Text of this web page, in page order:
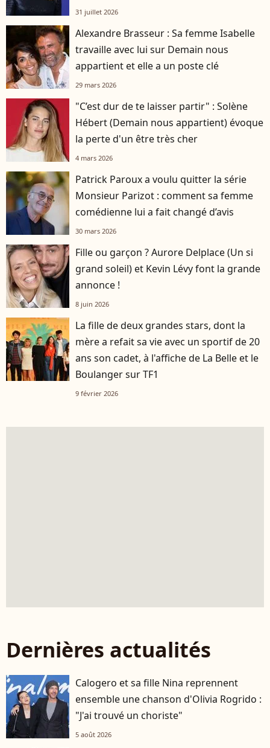
31 juillet 2026
Alexandre Brasseur : Sa femme Isabelle
travaille avec lui sur Demain nous
appartient et elle a un poste clé
29 mars 2026
"C’est dur de te laisser partir" : Solène
Hébert (Demain nous appartient) évoque
la perte d'un être très cher
4 mars 2026
Patrick Paroux a voulu quitter la série
Monsieur Parizot : comment sa femme
comédienne lui a fait changé d’avis
30 mars 2026
Fille ou garçon ? Aurore Delplace (Un si
grand soleil) et Kevin Lévy font la grande
annonce !
8 juin 2026
La fille de deux grandes stars, dont la
mère a refait sa vie avec un sportif de 20
ans son cadet, à l'affiche de La Belle et le
Boulanger sur TF1
9 février 2026
Dernières actualités
Calogero et sa fille Nina reprennent
ensemble une chanson d'Olivia Rogrido :
"J'ai trouvé un choriste"
5 août 2026